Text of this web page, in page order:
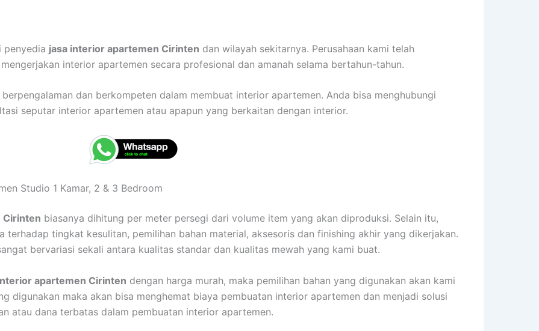
penyedia jasa interior apartemen Cirinten dan wilayah sekitarnya. Perusahaan kami telah
interior apartemen secara profesional dan amanah selama bertahun-tahun.
dan berkompeten dalam membuat interior apartemen. Anda bisa menghubungi
seputar interior apartemen atau apapun yang berkaitan dengan interior.
Studio 1 Kamar, 2 & 3 Bedroom
Cirinten biasanya dihitung per meter persegi dari volume item yang akan diproduksi. Selain itu,
terhadap tingkat kesulitan, pemilihan bahan material, aksesoris dan finishing akhir yang dikerjakan.
bervariasi sekali antara kualitas standar dan kualitas mewah yang kami buat.
apartemen Cirinten dengan harga murah, maka pemilihan bahan yang digunakan akan kami
digunakan maka akan bisa menghemat biaya pembuatan interior apartemen dan menjadi solusi
atau dana terbatas dalam pembuatan interior apartemen.